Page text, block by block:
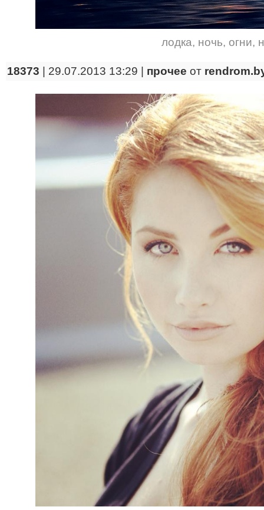
лодка, ночь, огни,
18373 | 29.07.2013 13:29 | прочее от